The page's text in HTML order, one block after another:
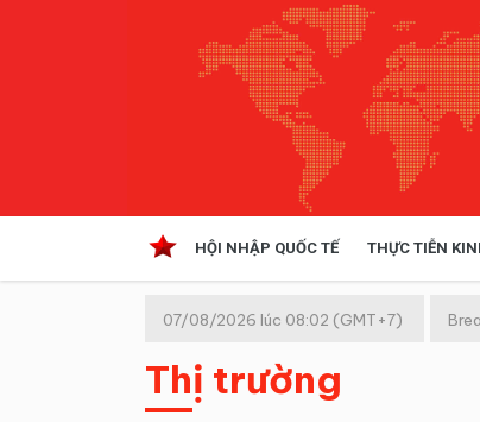
HỘI NHẬP QUỐC TẾ THỰC TIỄN
Kinh tế hội nhập
Doanh nghiệp
07/08/2026 lúc 08:02 (GMT+7)
Thị trường